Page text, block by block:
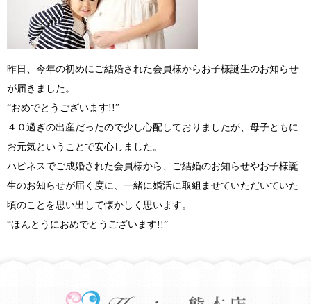
昨日、今年の初めにご結婚された会員様からお子様誕生のお知らせ
が届きました。
“おめでとうございます!!”
４０過ぎの出産だったので少し心配しておりましたが、母子ともに
お元気ということで安心しました。
ハピネスでご成婚された会員様から、ご結婚のお知らせやお子様誕
生のお知らせが届く度に、一緒に婚活に取組ませていただいていた
頃のことを思い出して懐かしく思います。
“ほんとうにおめでとうございます!!”